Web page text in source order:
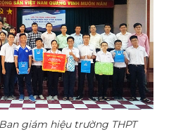
giám hiệu trường THPT